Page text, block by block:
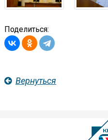
Поделиться:
Вернуться